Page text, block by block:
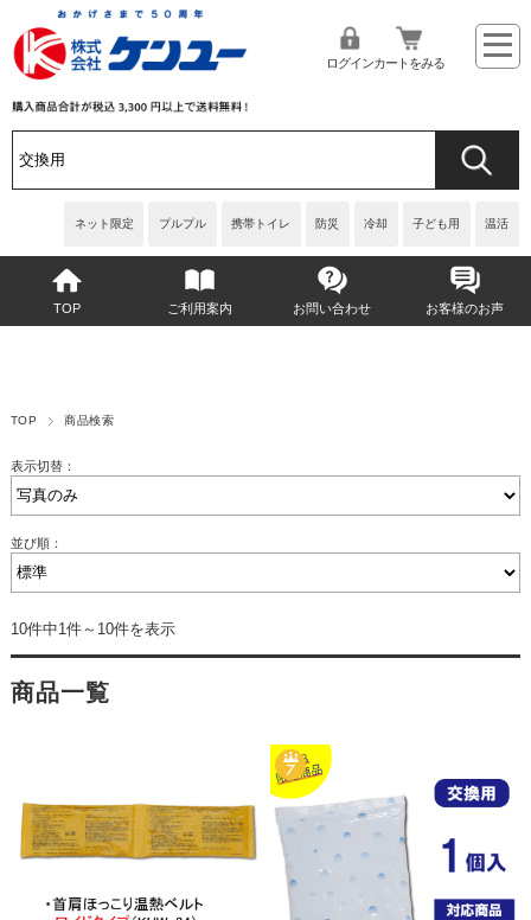
ネット限定 プルプル 携帯トイレ 防災 冷却 子ども用 温活
ログインカートをみる
TOP ご利用案内 お問い合わせ お客様のお声
TOP 商品検索
表示切替：
並び順：
10件中1件～10件を表示
商品一覧